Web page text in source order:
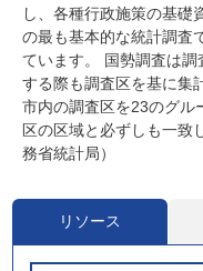
し、各種行政施策の基礎
の最も基本的な統計調査
ています。 国勢調査は
する際も調査区を基に集
市内の調査区を23のグル
区の区域と必ずしも一致
務省統計局）
リソース